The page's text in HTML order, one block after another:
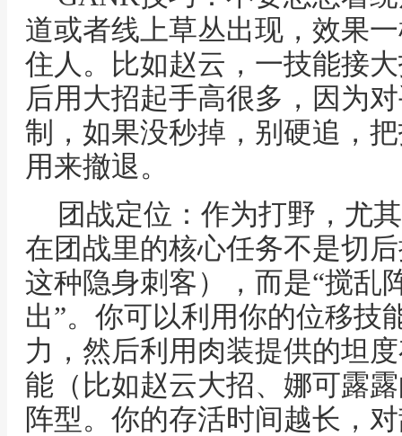
道或者线上草丛出现，效果
住人。比如赵云，一技能接
后用大招起手高很多，因为
制，如果没秒掉，别硬追，
用来撤退。
团战定位：作为打野，尤
在团战里的核心任务不是切
这种隐身刺客），而是“搅乱
出”。你可以利用你的位移技
力，然后利用肉装提供的坦
能（比如赵云大招、娜可露
阵型。你的存活时间越长，